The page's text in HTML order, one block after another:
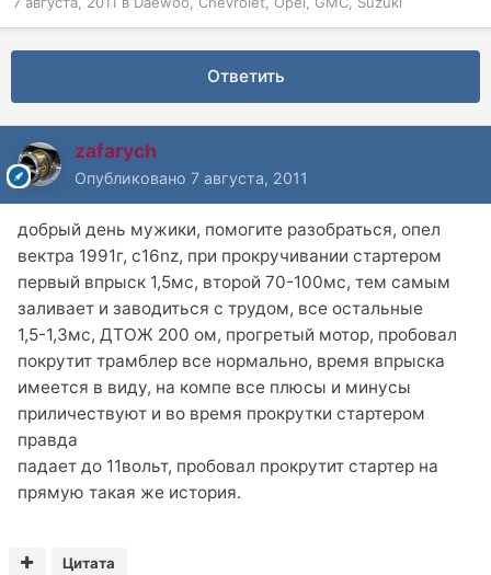
Ответить
zafarych
Опубликовано 7 августа, 2011
добрый день мужики, помогите разобраться, опел
вектра 1991г, с16nz, при прокручивании стартером
первый впрыск 1,5мс, второй 70-100мс, тем самым
заливает и заводиться с трудом, все остальные
1,5-1,3мс, ДТОЖ 200 ом, прогретый мотор, пробовал
покрутит трамблер все нормально, время впрыска
имеется в виду, на компе все плюсы и минусы
приличествуют и во время прокрутки стартером
правда
падает до 11вольт, пробовал прокрутит стартер на
прямую такая же история.
Цитата